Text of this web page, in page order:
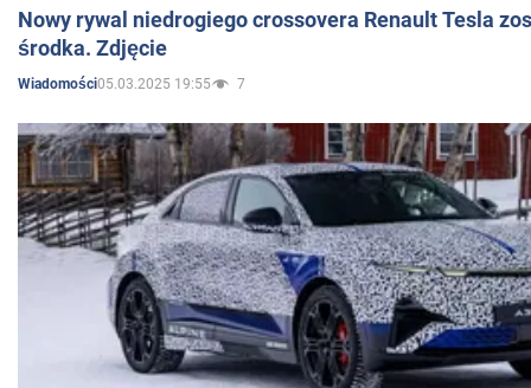
Nowy rywal niedrogiego crossovera Renault Tesla
środka. Zdjęcie
Wiadomości05.03.2025 19:55 7